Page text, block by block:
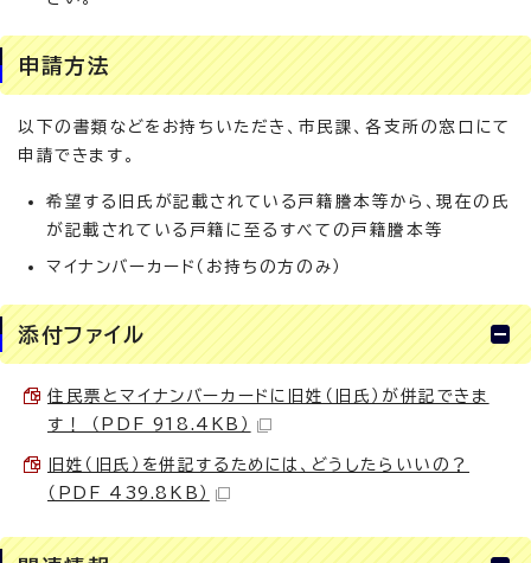
申請方法
以下の書類などをお持ちいただき、市民課、各支所の窓口にて
申請できます。
希望する旧氏が記載されている戸籍謄本等から、現在の氏
が記載されている戸籍に至るすべての戸籍謄本等
マイナンバーカード（お持ちの方のみ）
添付ファイル
住民票とマイナンバーカードに旧姓（旧氏）が併記できま
す！ （PDF 918.4KB）
旧姓（旧氏）を併記するためには、どうしたらいいの？
（PDF 439.8KB）